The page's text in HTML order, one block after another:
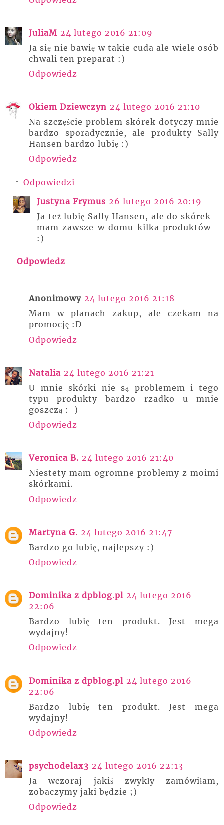
JuliaM 24 lutego 2016 21:09
Ja się nie bawię w takie cuda ale wiele osób
chwali ten preparat :)
Odpowiedz
Okiem Dziewczyn 24 lutego 2016 21:10
Na szczęście problem skórek dotyczy mnie
bardzo sporadycznie, ale produkty Sally
Hansen bardzo lubię :)
Odpowiedz
Odpowiedzi
Justyna Frymus 26 lutego 2016 20:19
Ja też lubię Sally Hansen, ale do skórek
mam zawsze w domu kilka produktów
:)
Odpowiedz
Anonimowy 24 lutego 2016 21:18
Mam w planach zakup, ale czekam na
promocję :D
Odpowiedz
Natalia 24 lutego 2016 21:21
U mnie skórki nie są problemem i tego
typu produkty bardzo rzadko u mnie
goszczą :-)
Odpowiedz
Veronica B. 24 lutego 2016 21:40
Niestety mam ogromne problemy z moimi
skórkami.
Odpowiedz
Martyna G. 24 lutego 2016 21:47
Bardzo go lubię, najlepszy :)
Odpowiedz
Dominika z dpblog.pl 24 lutego 2016
22:06
Bardzo lubię ten produkt. Jest mega
wydajny!
Odpowiedz
Dominika z dpblog.pl 24 lutego 2016
22:06
Bardzo lubię ten produkt. Jest mega
wydajny!
Odpowiedz
psychodelax3 24 lutego 2016 22:13
Ja wczoraj jakiś zwykły zamówiłam,
zobaczymy jaki będzie ;)
Odpowiedz